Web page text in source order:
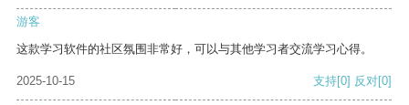
游客
这款学习软件的社区氛围非常好，可以与其他学习者交流学习心得。
2025-10-15 支持[0] 反对[0]